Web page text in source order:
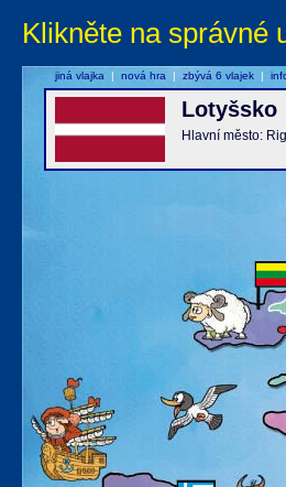
Klikněte na správné
Lotyšsko
Hlavní město:
jiná vlajka | nová hra | zbývá 6 vlajek |